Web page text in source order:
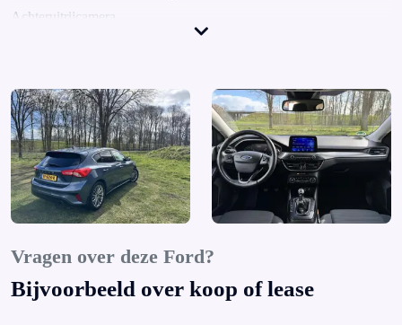
Achteruitrijcamera
Anti doorSlip Regeling
Armsteun achter
Armsteun voor
Audio-pakket
Audio installatie premium
Automatische snelheids begrenzing
Bandenspanningscontrolesysteem
Bestuurdersairbag
Vragen over deze Ford?
Bijvoorbeeld over koop of lease